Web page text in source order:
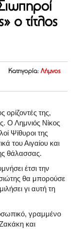
ο τίτλος
Κατηγορία: Λήμνος
ορίζοντές της,
Ο Λημνιός Νίκος
Ψίθυροι της
του Αιγαίου και
θάλασσας.
έτσι την
θα μπορούσε
γι αυτή τη
γραμμένο
και